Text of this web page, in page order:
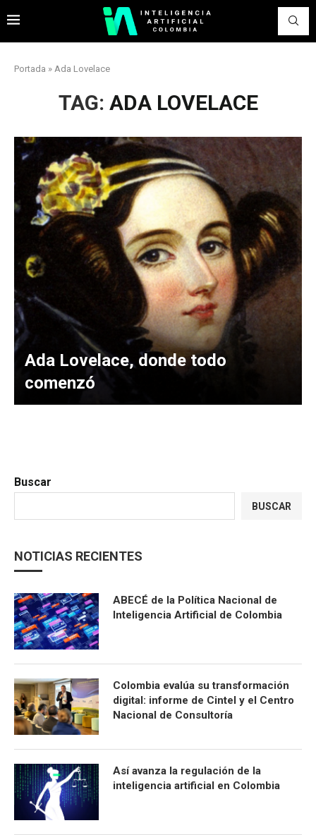
Portada » Ada Lovelace
TAG: ADA LOVELACE
Ada Lovelace, donde todo
comenzó
Buscar
BUSCAR
NOTICIAS RECIENTES
ABECÉ de la Política Nacional de
Inteligencia Artificial de Colombia
Colombia evalúa su transformación
digital: informe de Cintel y el Centro
Nacional de Consultoría
Así avanza la regulación de la
inteligencia artificial en Colombia